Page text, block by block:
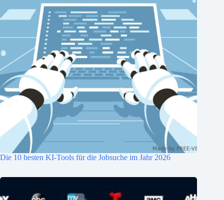
Die 10 besten KI-Tools für die Jobsuche im Jahr 2026